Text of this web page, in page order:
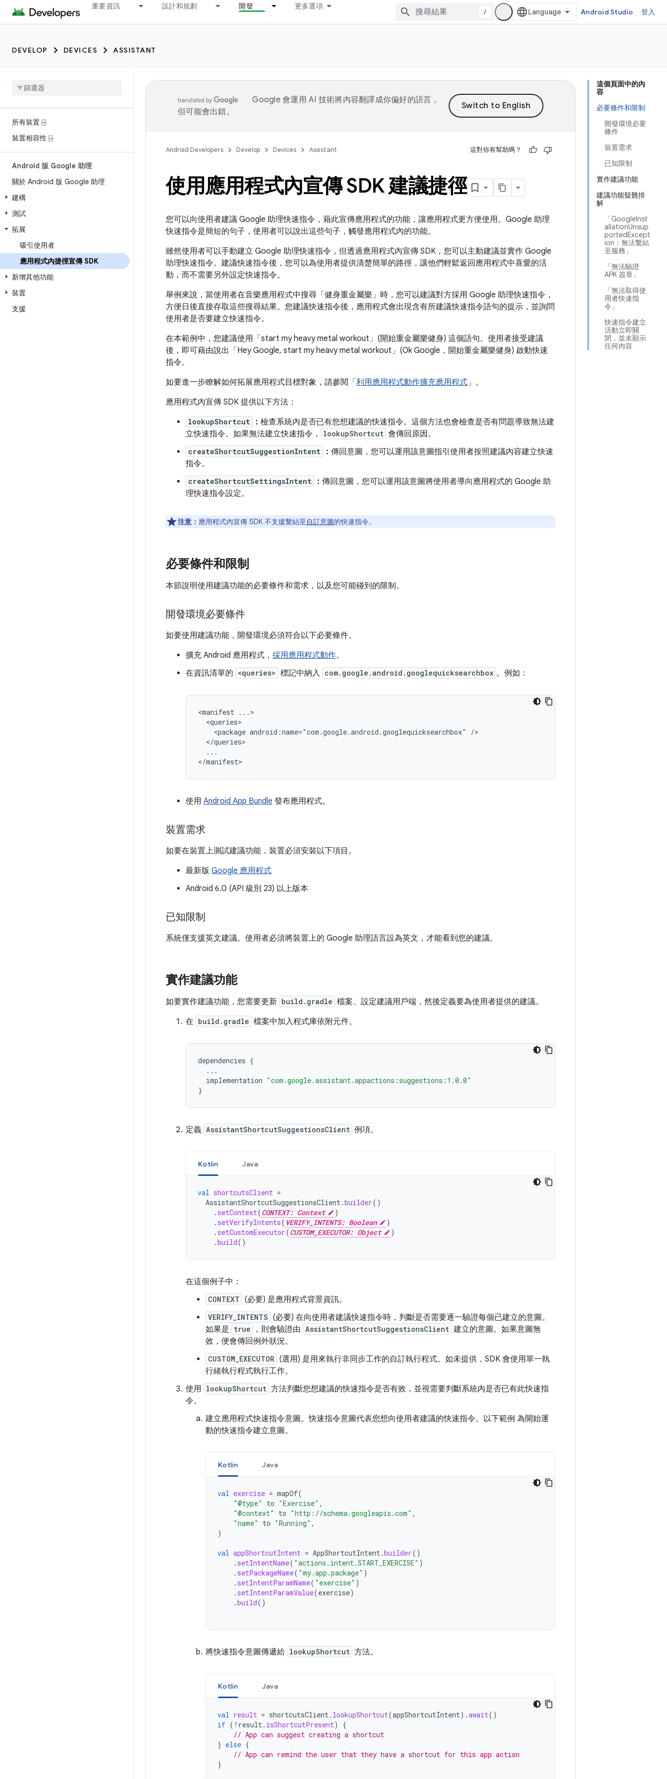
重要資訊 設計和規劃 開發 更多選項
/ Android Studio 登入
DEVELOP DEVICES ASSISTANT
所有裝置 ⍈
裝置相容性 ⍈
Android 版 Google 助理
關於 Android 版 Google 助理
建構
測試
拓展
吸引使用者
應用程式內捷徑宣傳 SDK
新增其他功能
裝置
支援
這個頁面中的內
容
必要條件和限制
開發環境必要
條件
裝置需求
已知限制
實作建議功能
建議功能疑難排
解
「GoogleInst
allationUnsup
portedExcept
ion：無法繫結
至服務」
「無法驗證
APK 簽章」
「無法取得使
用者快速指
令」
快速指令建立
活動立即關
閉，並未顯示
任何內容
Google 會運用 AI 技術將內容翻譯成你偏好的語言，
但可能會出錯。
Android Developers Develop Devices Assistant 這對你有幫助嗎？
使用應用程式內宣傳 SDK 建議捷徑
您可以向使用者建議 Google 助理快速指令，藉此宣傳應用程式的功能，讓應用程式更方便使用。Google 助理
快速指令是簡短的句子，使用者可以說出這些句子，觸發應用程式內的功能。
雖然使用者可以手動建立 Google 助理快速指令，但透過應用程式內宣傳 SDK，您可以主動建議並實作 Google
助理快速指令。建議快速指令後，您可以為使用者提供清楚簡單的路徑，讓他們輕鬆返回應用程式中喜愛的活
動，而不需要另外設定快速指令。
舉例來說，當使用者在音樂應用程式中搜尋「健身重金屬樂」時，您可以建議對方採用 Google 助理快速指令，
方便日後直接存取這些搜尋結果。您建議快速指令後，應用程式會出現含有所建議快速指令語句的提示，並詢問
使用者是否要建立快速指令。
在本範例中，您建議使用「start my heavy metal workout」(開始重金屬樂健身) 這個語句。使用者接受建議
後，即可藉由說出「Hey Google, start my heavy metal workout」(Ok Google，開始重金屬樂健身) 啟動快速
指令。
如要進一步瞭解如何拓展應用程式目標對象，請參閱「 利用應用程式動作擴充應用程式」。
應用程式內宣傳 SDK 提供以下方法：
lookupShortcut ： 檢查系統內是否已有您想建議的快速指令。這個方法也會檢查是否有問題導致無法建
立快速指令。如果無法建立快速指令，
lookupShortcut 會傳回原因。
createShortcutSuggestionIntent ： 傳回意圖，您可以運用該意圖指引使用者按照建議內容建立快速
指令。
createShortcutSettingsIntent ： 傳回意圖，您可以運用該意圖將使用者導向應用程式的 Google 助
理快速指令設定。
注意： 應用程式內宣傳 SDK 不支援繫結至自訂意圖的快速指令。
必要條件和限制
本節說明使用建議功能的必要條件和需求，以及您可能碰到的限制。
開發環境必要條件
如要使用建議功能，開發環境必須符合以下必要條件。
擴充 Android 應用程式， 採用應用程式動作。
在資訊清單的 <queries> 標記中納入 com.google.android.googlequicksearchbox 。例如：
<manifest
<package android:name="com.google.android.googlequicksearchbox"
...
使用 Android App Bundle 發布應用程式。
裝置需求
如要在裝置上測試建議功能，裝置必須安裝以下項目。
最新版 Google 應用程式
Android 6.0 (API 級別 23) 以上版本
已知限制
系統僅支援英文建議。使用者必須將裝置上的 Google 助理語言設為英文，才能看到您的建議。
實作建議功能
如要實作建議功能，您需要更新 build.gradle 檔案、設定建議用戶端，然後定義要為使用者提供的建議。
在 build.gradle 檔案中加入程式庫依附元件。
dependencies {
...
implementation "com.google.assistant.appactions:suggestions:1.0.0"
}
定義 AssistantShortcutSuggestionsClient 例項。
Kotlin Java
val shortcutsClient =
AssistantShortcutSuggestionsClient.builder()
. setContext(CONTEXT: Context
)
. setVerifyIntents( VERIFY_INTENTS: Boolean
)
. setCustomExecutor(CUSTOM_EXECUTOR: Object
)
.build()
在這個例子中：
CONTEXT (必要) 是應用程式背景資訊。
VERIFY_INTENTS (必要) 在向使用者建議快速指令時，判斷是否需要逐一驗證每個已建立的意圖。
如果是 true ，則會驗證由 AssistantShortcutSuggestionsClient 建立的意圖。如果意圖無
效，便會傳回例外狀況。
CUSTOM_EXECUTOR (選用) 是用來執行非同步工作的自訂執行程式。如未提供，SDK 會使用單一執
行緒執行程式執行工作。
使用 lookupShortcut 方法判斷您想建議的快速指令是否有效，並視需要判斷系統內是否已有此快速指
令。
建立應用程式快速指令意圖。快速指令意圖代表您想向使用者建議的快速指令。以下範例 為開始運
動的快速指令建立意圖。
Kotlin Java
val exercise = mapOf(
"@type"
to "Exercise" ,
"@context"
to "http://schema.googleapis.com" ,
"name"
to "Running" ,
)
val appShortcutIntent = AppShortcutIntent.builder()
. setIntentName( "actions.intent.START_EXERCISE" )
. setPackageName( "my.app.package" )
. setIntentParamName( "exercise" )
. setIntentParamValue(exercise)
.build()
將快速指令意圖傳遞給 lookupShortcut 方法。
Kotlin Java
val result = shortcutsClient. lookupShortcut(appShortcutIntent).await()
if ( ! result. isShortcutPresent)
{
// App can suggest creating a shortcut
} else {
// App can remind the user that they have a shortcut for this app action
}